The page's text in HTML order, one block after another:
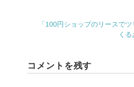
「100円ショップのリースで
くる
コメントを残す